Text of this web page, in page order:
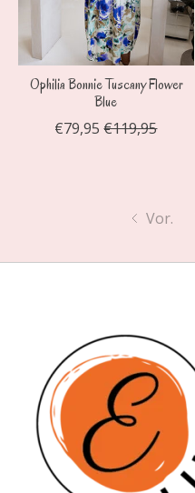
Ophilia Bonnie Tuscany Flower
Blue
€79,95 €119,95
Vor.